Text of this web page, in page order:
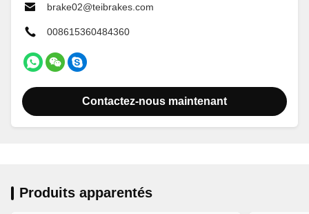
brake02@teibrakes.com
008615360484360
Contactez-nous maintenant
Produits apparentés